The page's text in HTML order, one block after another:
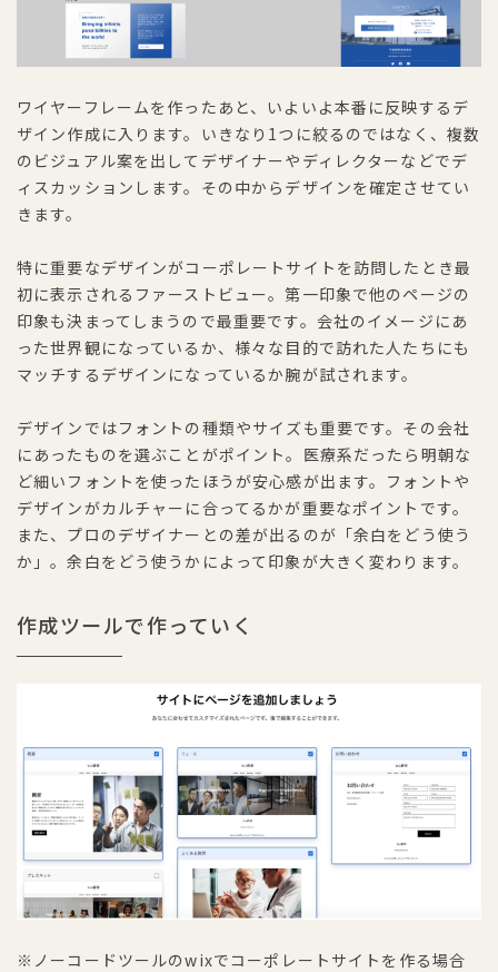
ワイヤーフレームを作ったあと、いよいよ本番に反映するデ
ザイン作成に入ります。いきなり1つに絞るのではなく、複数
のビジュアル案を出してデザイナーやディレクターなどでデ
ィスカッションします。その中からデザインを確定させてい
きます。
特に重要なデザインがコーポレートサイトを訪問したとき最
初に表示されるファーストビュー。第一印象で他のページの
印象も決まってしまうので最重要です。会社のイメージにあ
った世界観になっているか、様々な目的で訪れた人たちにも
マッチするデザインになっているか腕が試されます。
デザインではフォントの種類やサイズも重要です。その会社
にあったものを選ぶことがポイント。医療系だったら明朝な
ど細いフォントを使ったほうが安心感が出ます。フォントや
デザインがカルチャーに合ってるかが重要なポイントです。
また、プロのデザイナーとの差が出るのが「余白をどう使う
か」。余白をどう使うかによって印象が大きく変わります。
作成ツールで作っていく
※ノーコードツールのwixでコーポレートサイトを作る場合